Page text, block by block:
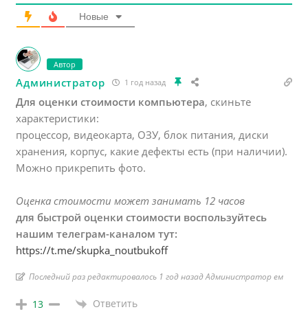
Новые
Автор
Администратор 1 год назад
Для оценки стоимости компьютера, скиньте
характеристики:
процессор, видеокарта, ОЗУ, блок питания, диски
хранения, корпус, какие дефекты есть (при наличии).
Можно прикрепить фото.
Оценка стоимости может занимать 12 часов
для быстрой оценки стоимости воспользуйтесь
нашим телеграм-каналом тут:
https://t.me/skupka_noutbukoff
Последний раз редактировалось 1 год назад Администратор ем
13 Ответить